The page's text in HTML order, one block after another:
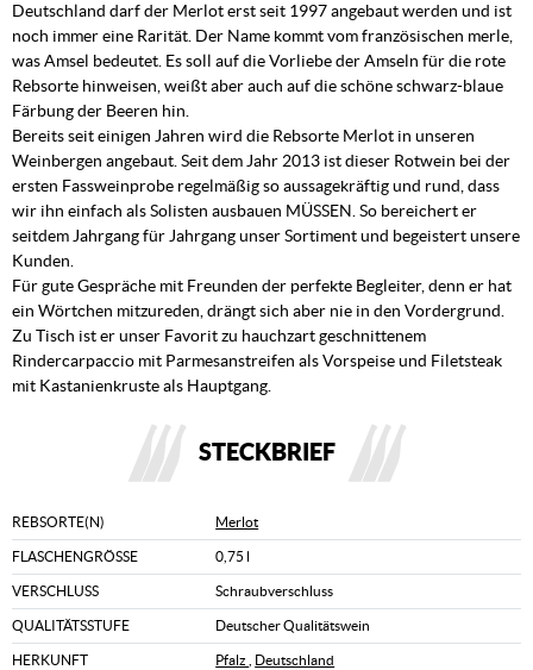
Deutschland darf der Merlot erst seit 1997 angebaut werden und ist
noch immer eine Rarität. Der Name kommt vom französischen merle,
was Amsel bedeutet. Es soll auf die Vorliebe der Amseln für die rote
Rebsorte hinweisen, weißt aber auch auf die schöne schwarz-blaue
Färbung der Beeren hin.
Bereits seit einigen Jahren wird die Rebsorte Merlot in unseren
Weinbergen angebaut. Seit dem Jahr 2013 ist dieser Rotwein bei der
ersten Fassweinprobe regelmäßig so aussagekräftig und rund, dass
wir ihn einfach als Solisten ausbauen MÜSSEN. So bereichert er
seitdem Jahrgang für Jahrgang unser Sortiment und begeistert unsere
Kunden.
Für gute Gespräche mit Freunden der perfekte Begleiter, denn er hat
ein Wörtchen mitzureden, drängt sich aber nie in den Vordergrund.
Zu Tisch ist er unser Favorit zu hauchzart geschnittenem
Rindercarpaccio mit Parmesanstreifen als Vorspeise und Filetsteak
mit Kastanienkruste als Hauptgang.
STECKBRIEF
REBSORTE(N) Merlot
FLASCHENGRÖSSE 0,75 l
VERSCHLUSS Schraubverschluss
QUALITÄTSSTUFE Deutscher Qualitätswein
HERKUNFT Pfalz Deutschland